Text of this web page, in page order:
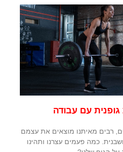
עם עבודה
רבים מאיתנו מוצאים את עצמם
כמה פעמים עצרנו ותהינו